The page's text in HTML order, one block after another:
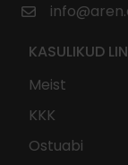
KASULIKUD
Meist
KKK
Ostuabi